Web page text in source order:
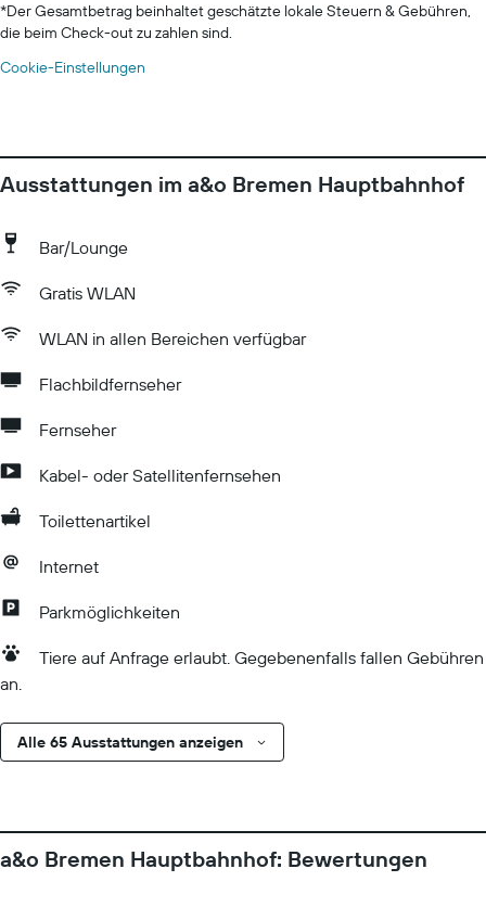
*Der Gesamtbetrag beinhaltet geschätzte lokale Steuern & Gebühren,
die beim Check-out zu zahlen sind.
Cookie-Einstellungen
Ausstattungen im a&o Bremen Hauptbahnhof
Bar/Lounge
Gratis WLAN
WLAN in allen Bereichen verfügbar
Flachbildfernseher
Fernseher
Kabel- oder Satellitenfernsehen
Toilettenartikel
Internet
Parkmöglichkeiten
Tiere auf Anfrage erlaubt. Gegebenenfalls fallen Gebühren
an.
Alle 65 Ausstattungen anzeigen
a&o Bremen Hauptbahnhof: Bewertungen